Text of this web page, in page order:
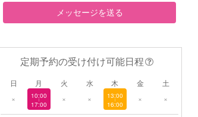
メッセージを送る
定期予約の受け付け可能日程
日
×
月
10:00
|
17:00
火
×
水
×
木
13:00
|
16:00
金
×
土
×